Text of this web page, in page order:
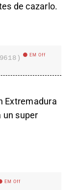
de cazarlo.
EM Off
Extremadura
un super
EM Off